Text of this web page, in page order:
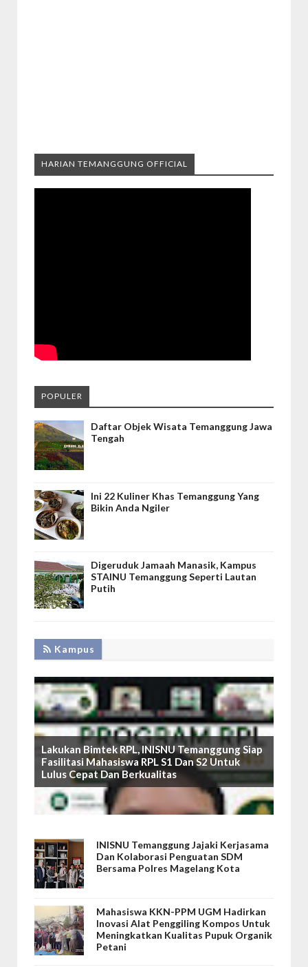
HARIAN TEMANGGUNG OFFICIAL
POPULER
Daftar Objek Wisata Temanggung Jawa
Tengah
Ini 22 Kuliner Khas Temanggung Yang
Bikin Anda Ngiler
Digeruduk Jamaah Manasik, Kampus
STAINU Temanggung Seperti Lautan
Putih
Kampus
Lakukan Bimtek RPL, INISNU Temanggung Siap
Fasilitasi Mahasiswa RPL S1 Dan S2 Untuk
Lulus Cepat Dan Berkualitas
INISNU Temanggung Jajaki Kerjasama
Dan Kolaborasi Penguatan SDM
Bersama Polres Magelang Kota
Mahasiswa KKN-PPM UGM Hadirkan
Inovasi Alat Penggiling Kompos Untuk
Meningkatkan Kualitas Pupuk Organik
Petani